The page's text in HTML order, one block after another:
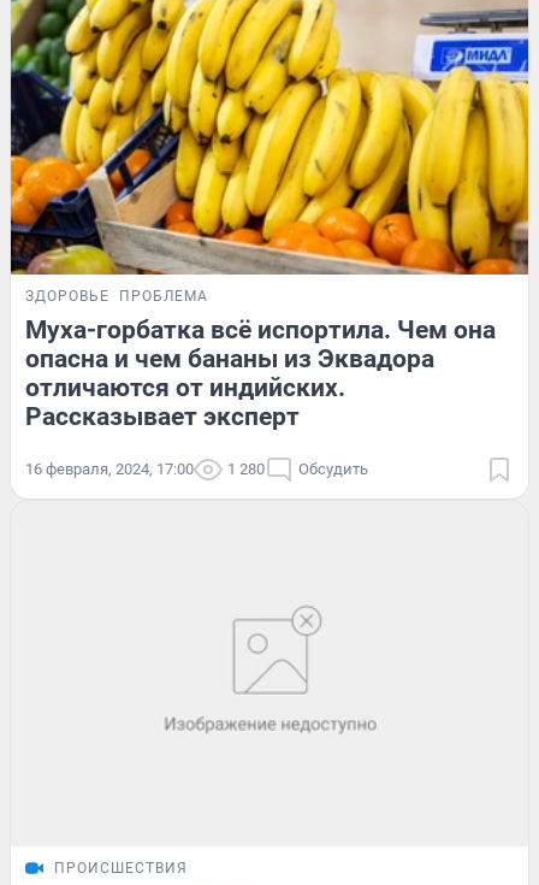
ЗДОРОВЬЕ ПРОБЛЕМА
Муха-горбатка всё испортила. Чем она
опасна и чем бананы из Эквадора
отличаются от индийских.
Рассказывает эксперт
16 февраля, 2024, 17:00 1 280 Обсудить
ПРОИСШЕСТВИЯ